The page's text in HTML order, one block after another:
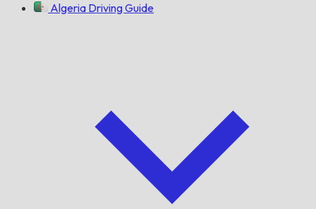
Algeria Driving Guide